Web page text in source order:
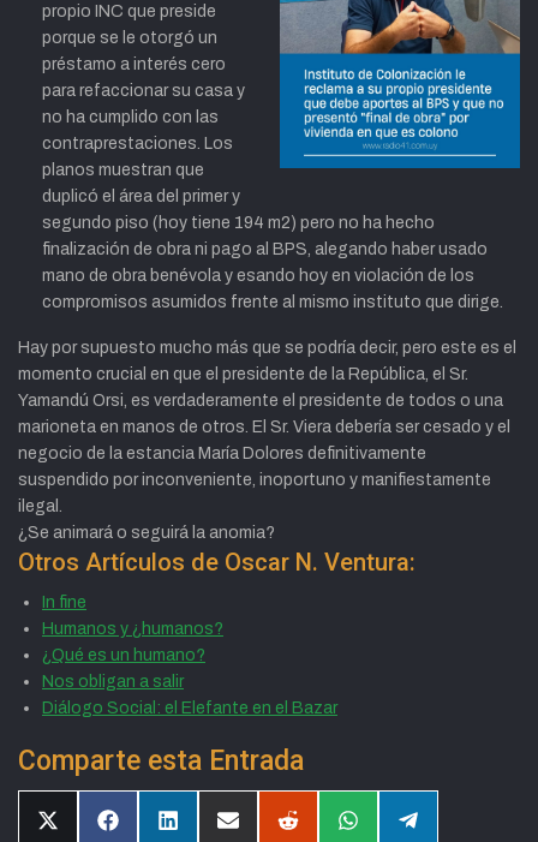
propio INC que preside
porque se le otorgó un
préstamo a interés cero
para refaccionar su casa y
no ha cumplido con las
contraprestaciones. Los
planos muestran que
duplicó el área del primer y
segundo piso (hoy tiene 194 m2) pero no ha hecho
finalización de obra ni pago al BPS, alegando haber usado
mano de obra benévola y esando hoy en violación de los
compromisos asumidos frente al mismo instituto que dirige.
Hay por supuesto mucho más que se podría decir, pero este es el
momento crucial en que el presidente de la República, el Sr.
Yamandú Orsi, es verdaderamente el presidente de todos o una
marioneta en manos de otros. El Sr. Viera debería ser cesado y el
negocio de la estancia María Dolores definitivamente
suspendido por inconveniente, inoportuno y manifiestamente
ilegal.
¿Se animará o seguirá la anomia?
Otros Artículos de Oscar N. Ventura:
In fine
Humanos y ¿humanos?
¿Qué es un humano?
Nos obligan a salir
Diálogo Social: el Elefante en el Bazar
Comparte esta Entrada
CompartirCompartirCompartirCompartirCompartirCompartirCompartir